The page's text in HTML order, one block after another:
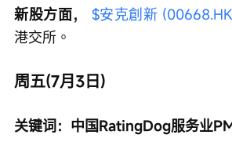
新股方面， $安克創新
港交所。
周五(7月3日)
关键词：中国RatingDog服务业